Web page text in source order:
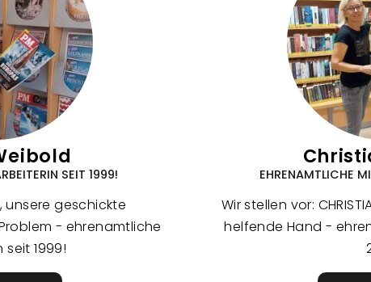
SEIT 1999!
unsere geschickte
- ehrenamtliche
1999!
EHRENAMTLICHE
Wir stellen vor:
helfende Hand -